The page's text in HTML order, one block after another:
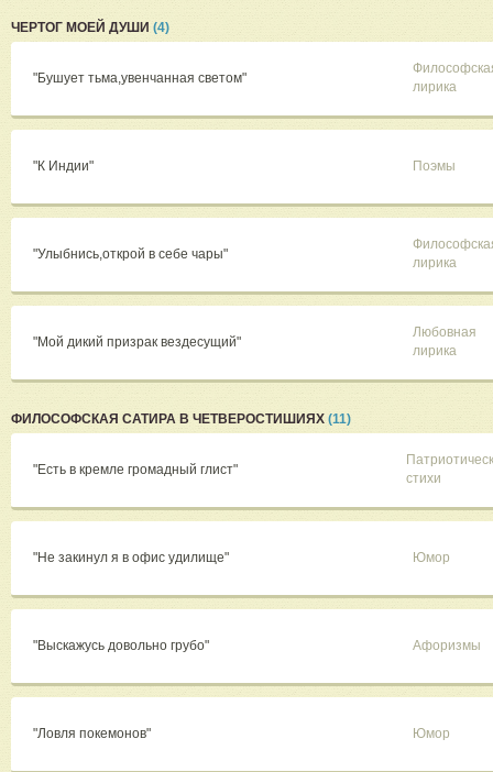
ЧЕРТОГ МОЕЙ ДУШИ (4)
"Бушует тьма,увенчанная светом"
лирика
"К Индии" Поэмы
"Улыбнись,открой в себе чары"
лирика
"Мой дикий призрак вездесущий"
Любовная
лирика
ФИЛОСОФСКАЯ САТИРА В ЧЕТВЕРОСТИШИЯХ (11)
"Есть в кремле громадный глист"
стихи
"Не закинул я в офис удилище" Юмор
"Выскажусь довольно грубо" Афоризмы
"Ловля покемонов" Юмор